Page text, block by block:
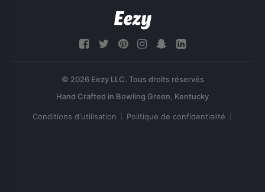
© 2026 Eezy LLC. Tous droits réservés
Conditions d'utilisation Politique de confidentialité